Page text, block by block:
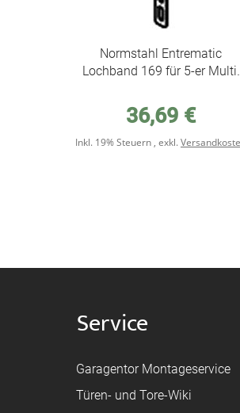
Normstahl Entrematic
Lochband 169 für 5-er Multi.
36,69 €
Inkl. 19% Steuern , exkl.
Service
Garagentor Montageservice
Türen- und Tore-Wiki